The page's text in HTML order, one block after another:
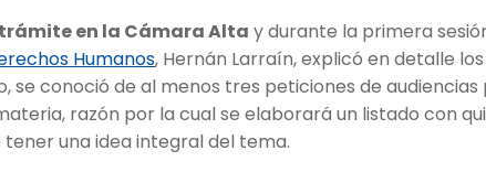
en la Cámara Alta y durante la primera
Humanos, Hernán Larraín, explicó en detalle
se conoció de al menos tres peticiones de
razón por la cual se elaborará un listado con
una idea integral del tema.